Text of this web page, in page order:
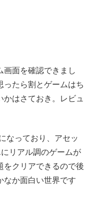
画面を確認できまし
ったら割とゲームはち
かはさておき。レビュ
なっており、アセッ
リアル調のゲームが
をクリアできるので後
なか面白い世界です